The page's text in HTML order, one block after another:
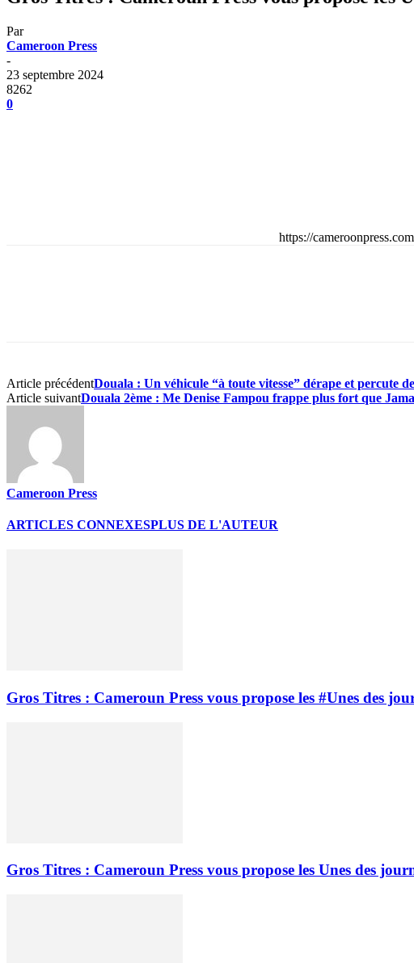
Par
Cameroon Press
-
23 septembre 2024
8262
0
https://
Article précédentDouala : Un véhicule “à toute vitesse” dérape et percute
Article suivantDouala 2ème : Me Denise Fampou frappe plus fort que
Cameroon Press
ARTICLES CONNEXESPLUS DE L'AUTEUR
Gros Titres : Cameroun Press vous propose les #Unes des
Gros Titres : Cameroun Press vous propose les Unes des